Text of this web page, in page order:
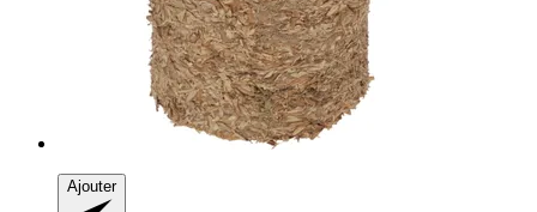
Ajouter